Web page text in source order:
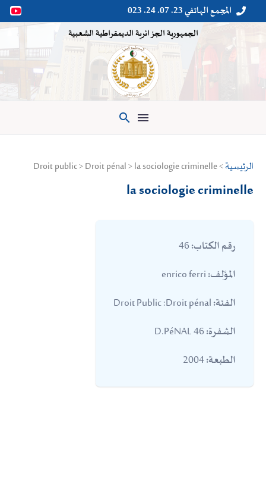

 المجمع الهاتفي 23. 07. 24. 023
الجمهورية الجزائرية الديمقراطية الشعبية

الرئيسية> Droit public > Droit pénal > la sociologie criminelle
la sociologie criminelle
رقم الكتاب:
المؤلف:
الفئة:
الشفرة:
الطبعة: